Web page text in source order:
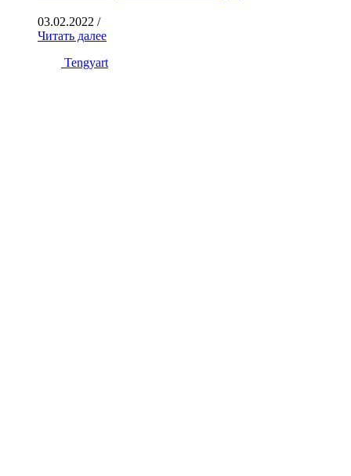
03.02.2022 /
Читать далее
Tengyart